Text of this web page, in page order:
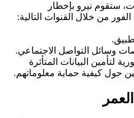
ستقوم نيرو بإخطار
من خلال القنوات التالية:
وسائل التواصل الاجتماعي.
لتأمين البيانات المتأثرة
حول كيفية حماية معلوماتهم.